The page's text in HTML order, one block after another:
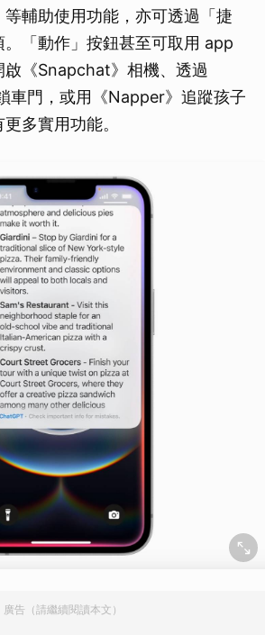
輔助使用功能，亦可透過「捷
「動作」按鈕甚至可取用 app
啟《Snapchat》相機、透過
車門，或用《Napper》追蹤孩子
多實用功能。
廣告（請繼續閱讀本文）